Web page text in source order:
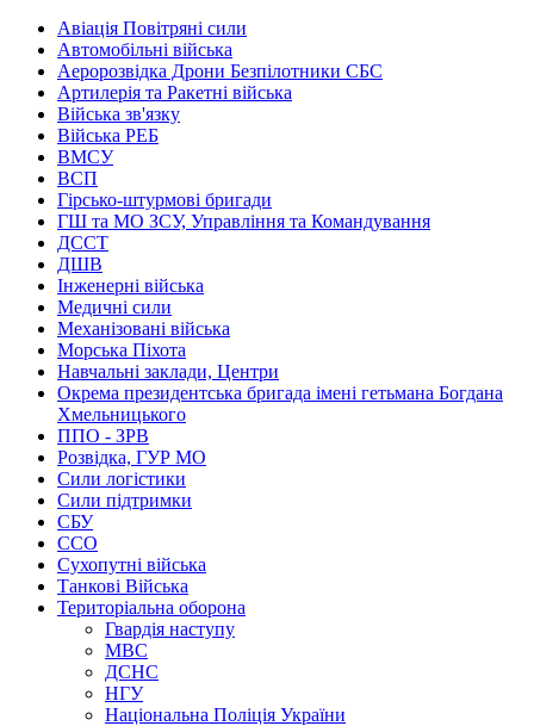
Авіація Повітряні сили
Автомобільні війська
Аеророзвідка Дрони Безпілотники СБС
Артилерія та Ракетні війська
Війська зв'язку
Війська РЕБ
ВМСУ
ВСП
Гірсько-штурмові бригади
ГШ та МО ЗСУ, Управління та Командування
ДССТ
ДШВ
Інженерні війська
Медичні сили
Механізовані війська
Морська Піхота
Навчальні заклади, Центри
Окрема президентська бригада імені гетьмана Богдана
Хмельницького
ППО - ЗРВ
Розвідка, ГУР МО
Сили логістики
Сили підтримки
СБУ
ССО
Сухопутні війська
Танкові Війська
Територіальна оборона
Гвардія наступу
МВС
ДСНС
НГУ
Національна Поліція України